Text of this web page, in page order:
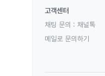
고객센터
채팅 문의 : 채널톡
메일로 문의하기